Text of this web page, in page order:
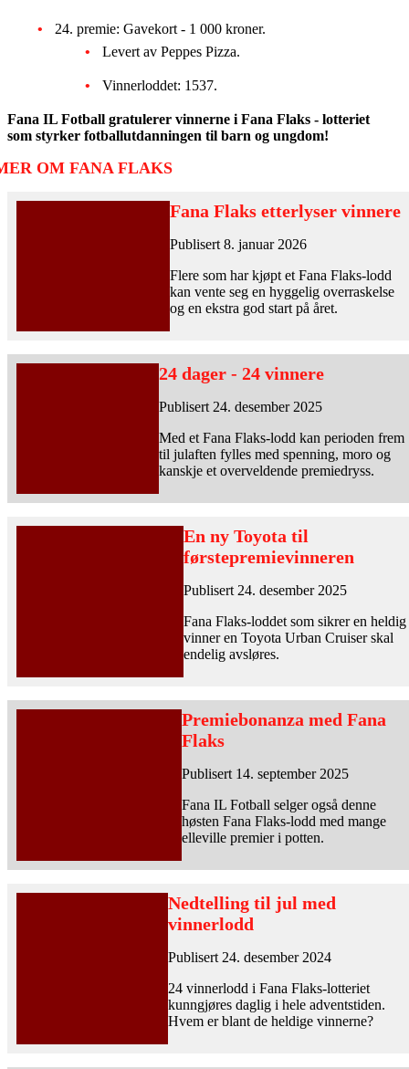
24. premie: Gavekort - 1 000 kroner.
Levert av Peppes Pizza.
Vinnerloddet: 1537.
Fana IL Fotball gratulerer vinnerne i Fana Flaks - lotteriet
som styrker fotballutdanningen til barn og ungdom!
OM FANA FLAKS
Fana Flaks etterlyser vinnere
Publisert 8. januar 2026
Flere som har kjøpt et Fana Flaks-lodd
kan vente seg en hyggelig overraskelse
og en ekstra god start på året.
24 dager - 24 vinnere
Publisert 24. desember 2025
Med et Fana Flaks-lodd kan perioden frem
til julaften fylles med spenning, moro og
kanskje et overveldende premiedryss.
En ny Toyota til
førstepremievinneren
Publisert 24. desember 2025
Fana Flaks-loddet som sikrer en heldig
vinner en Toyota Urban Cruiser skal
endelig avsløres.
Premiebonanza med Fana
Flaks
Publisert 14. september 2025
Fana IL Fotball selger også denne
høsten Fana Flaks-lodd med mange
elleville premier i potten.
Nedtelling til jul med
vinnerlodd
Publisert 24. desember 2024
24 vinnerlodd i Fana Flaks-lotteriet
kunngjøres daglig i hele adventstiden.
Hvem er blant de heldige vinnerne?